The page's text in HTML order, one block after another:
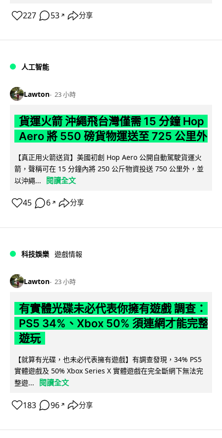
227 53 ↗ 分享
人工智能
Lawton 23 小時
貨運火箭 沖繩飛台灣僅需 15 分鐘 Hop
Aero 將 550 磅貨物運送至 725 公里外
【真正用火箭送貨】美國初創 Hop Aero 公開自動駕駛貨運火
箭，聲稱可在 15 分鐘內將 250 公斤物資投送 750 公里外，並
以沖繩...
閱讀全文
45 6 ↗ 分享
科技娛樂 遊戲情報
Lawton 23 小時
有實體光碟未必代表你擁有遊戲 調查：
PS5 34%、Xbox 50% 須連網才能完整
遊玩
【就算有光碟，也未必代表擁有遊戲】有調查發現，34% PS5
實體遊戲及 50% Xbox Series X 實體遊戲在完全斷網下無法完
整遊...
閱讀全文
183 96 ↗ 分享